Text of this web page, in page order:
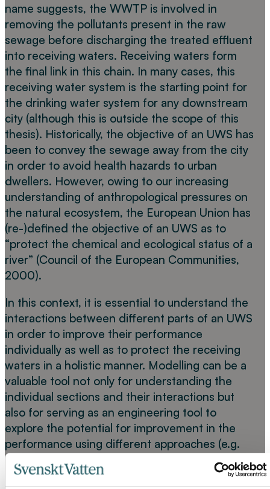
name suggests, the WWTP is involved in
removing the pollutants present in the raw
sewage before discharging the treated effluent
into receiving waters. Receiving waters form
the final link in this chain. In many cases, this
receiving water system is the starting point for
the drinking water system for any downstream
city (although this is outside the scope of this
thesis). Historically, the objective of an UWS has
been to convey the sewage away from the city
in order to avoid health hazards to urban
dwellers. However, owing to our increasing
understanding of anthropological pressures on
the natural ecosystem, the European Union has
(re-)defined the objective of an UWS as to
“protect the chemical and ecological status of a
river” (Council of the European Communities,
2000).
In this context, it is essential to understand the
interactions between different parts of an UWS
in order to improve their performance
individually as well as to protect the receiving
waters in a holistic manner. Modelling can be a
valuable tool not only for understanding the
individual sections and their interactions but
also for serving as an engineering tool to
explore the potential for improvement in the
performance using different approaches (e.g.
process control, upgrading the existing
infrastructure).